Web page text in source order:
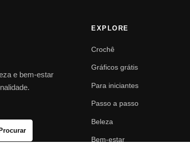
e bem-estar
Procurar
EXPLORE
Crochê
Gráficos grátis
Para iniciantes
Passo a passo
Beleza
Bem-estar